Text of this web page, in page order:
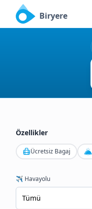
Biryere
Özellikler
Ücretsiz Bagaj
✈️ Havayolu